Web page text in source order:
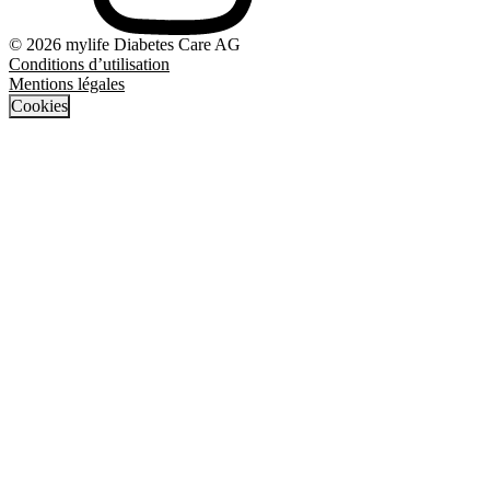
© 2026 mylife Diabetes Care AG
Conditions d’utilisation
Mentions légales
Cookies